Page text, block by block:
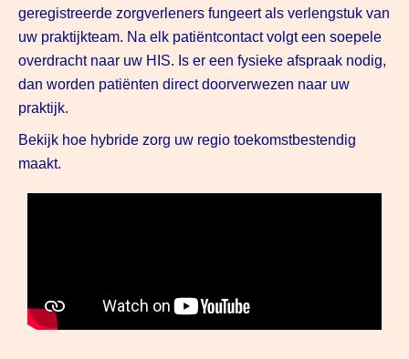
geregistreerde zorgverleners fungeert als verlengstuk van
uw praktijkteam. Na elk patiëntcontact volgt een soepele
overdracht naar uw HIS. Is er een fysieke afspraak nodig,
dan worden patiënten direct doorverwezen naar uw
praktijk.
Bekijk hoe hybride zorg uw regio toekomstbestendig
maakt.